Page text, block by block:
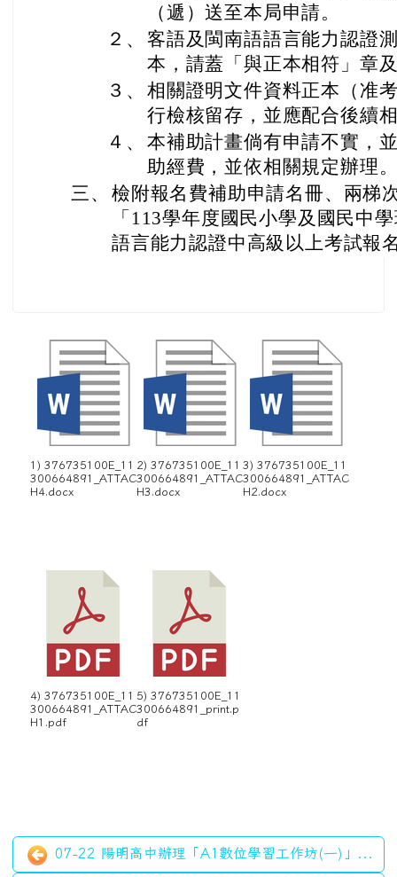
（遞）送至本局申請。
２、 客語及閩南語語言能力認證
本，請蓋「與正本相符」章
３、 相關證明文件資料正本（准
行檢核留存，並應配合後續
４、 本補助計畫倘有申請不實，
助經費，並依相關規定辦理
三、 檢附報名費補助申請名冊、兩梯
「113學年度國民小學及國民中
語言能力認證中高級以上考試報
1) 376735100E_11
300664891_ATTAC
H4.docx
2) 376735100E_11
300664891_ATTAC
H3.docx
3) 376735100E_11
300664891_ATTAC
H2.docx
4) 376735100E_11
300664891_ATTAC
H1.pdf
5) 376735100E_11
300664891_print.p
df
07-22 陽明高中辦理「A1數位學習工作坊(一)」...